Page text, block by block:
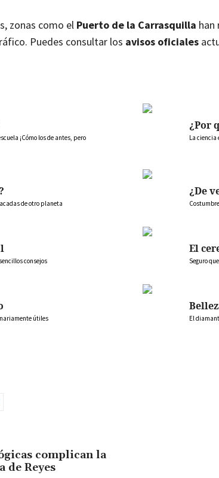
zonas como el Puerto de la Carrasquilla han
Puedes consultar los avisos oficiales
¡Cómo los de antes, pero
¿Por
La ciencia
de otro planeta
¿De
consejos
El
Seguro
útiles El
complican la
de Reyes